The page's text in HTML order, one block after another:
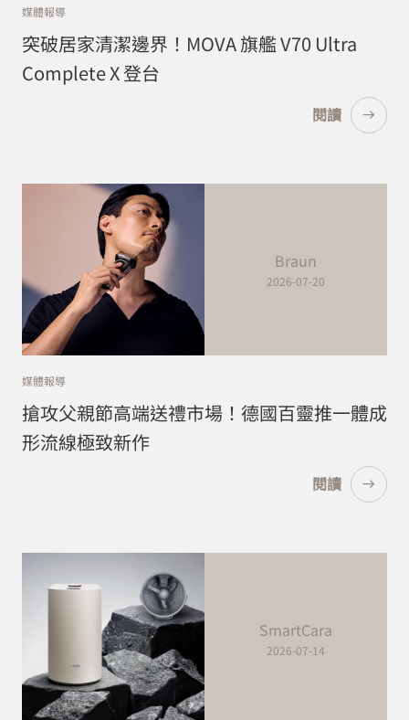
媒體報導
突破居家清潔邊界！MOVA 旗艦 V70 Ultra
Complete X 登台
閱讀
Braun
2026-07-20
媒體報導
搶攻父親節高端送禮市場！德國百靈推一體成
形流線極致新作
閱讀
SmartCara
2026-07-14